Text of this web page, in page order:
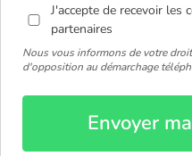
J'accepte de recevoir les
partenaires
Nous vous informons de votre
d'opposition au démarchage
Envoyer